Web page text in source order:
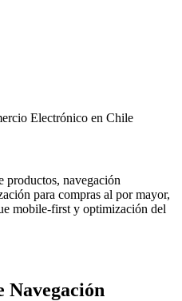
Electrónico en Chile
productos, navegación
para compras al por mayor,
mobile-first y optimización del
Navegación